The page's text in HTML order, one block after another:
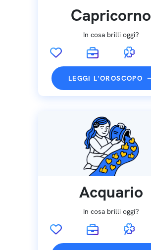
Capricorno
In cosa brilli oggi?
LEGGI L'OROSCOPO
Acquario
In cosa brilli oggi?